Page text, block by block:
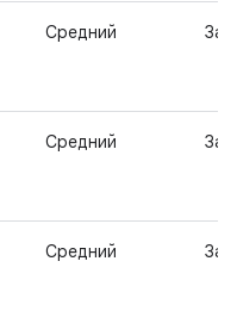
Средний
Средний
Средний